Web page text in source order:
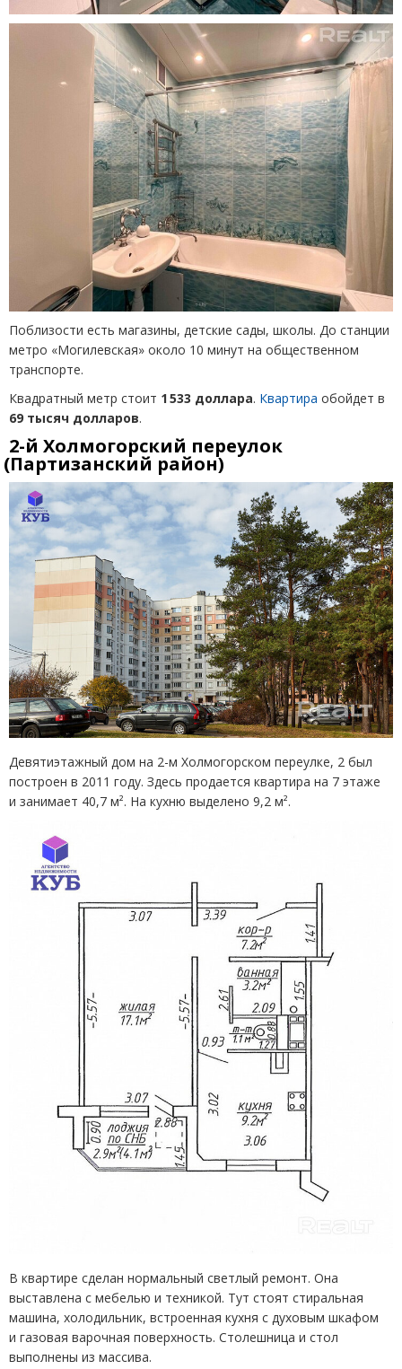
Поблизости есть магазины, детские сады, школы. До станции
метро «Могилевская» около 10 минут на общественном
транспорте.
Квадратный метр стоит 1 533 доллара. Квартира обойдет в
69 тысяч долларов.
2-й Холмогорский переулок
(Партизанский район)
Девятиэтажный дом на 2-м Холмогорском переулке, 2 был
построен в 2011 году. Здесь продается квартира на 7 этаже
и занимает 40,7 м². На кухню выделено 9,2 м².
В квартире сделан нормальный светлый ремонт. Она
выставлена с мебелью и техникой. Тут стоят стиральная
машина, холодильник, встроенная кухня с духовым шкафом
и газовая варочная поверхность. Столешница и стол
выполнены из массива.